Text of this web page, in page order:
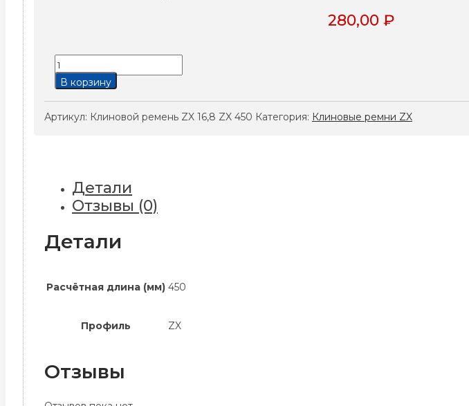
280,00₽
Количество
товара
ремень
В корзину
Артикул: Клиновой ремень ZX 16,8 ZX 450 Категория: Клиновые ремни ZX
Детали
Отзывы (0)
Детали
Расчётная длина (мм) 450
Профиль ZX
Отзывы